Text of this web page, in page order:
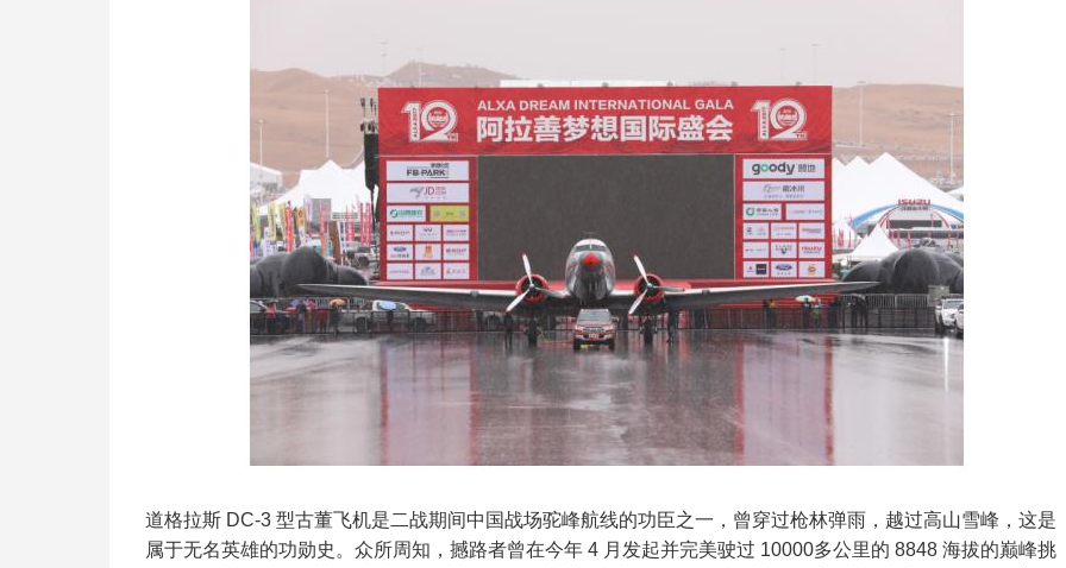
道格拉斯 DC-3 型古董飞机是二战期间中国战场驼峰航线的功臣之一，曾穿过枪林弹雨，越过高山雪峰，这是
属于无名英雄的功勋史。众所周知，撼路者曾在今年 4 月发起并完美驶过 10000多公里的 8848 海拔的巅峰挑